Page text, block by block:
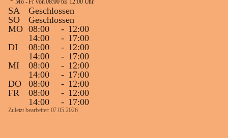
Mo - Fr von 08:00 bis 12:00 Uhr.
SA
Geschlossen
SO
Geschlossen
MO 08:00 - 12:00
14:00
- 17:00
DI
08:00 - 12:00
14:00
- 17:00
MI
08:00 - 12:00
14:00
- 17:00
DO
08:00 - 12:00
FR
08:00 - 12:00
14:00
- 17:00
Zuletzt bearbeitet: 07.05.2026